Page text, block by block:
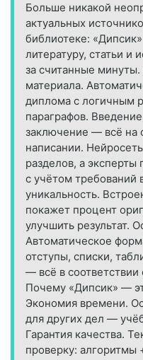
Больше никакой
актуальных
библиотеке:
литературу, статьи и
за считанные
материала.
диплома с логичным
параграфов.
заключение — всё на
написании.
разделов, а эксперты
с учётом требований
уникальность.
покажет процент
улучшить результат.
Автоматическое
отступы, списки,
— всё в соответствии
Почему «Дипсик» —
Экономия времени.
для других дел —
Гарантия качества.
проверку: алгоритмы